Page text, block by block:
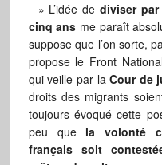
» L’idée dediviser
cinq ans me paraît
suppose que l’on sorte,
propose le Front
qui veille par laCour de
droits des migrants
toujours évoqué cette
peu que la volonté
français soit